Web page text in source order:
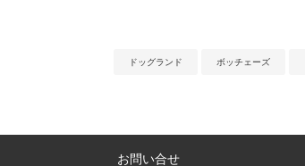
ドッグランド ボッチェーズ
お問い合せ